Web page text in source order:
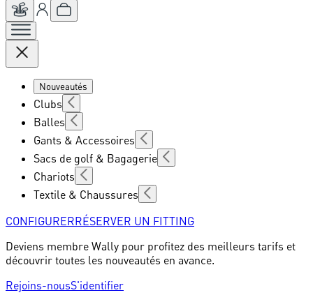
Nouveautés
Clubs
Balles
Gants & Accessoires
Sacs de golf & Bagagerie
Chariots
Textile & Chaussures
CONFIGURERRÉSERVER UN FITTING
Deviens membre Wally pour profitez des meilleurs tarifs et
découvrir toutes les nouveautés en avance.
Rejoins-nousS'identifier